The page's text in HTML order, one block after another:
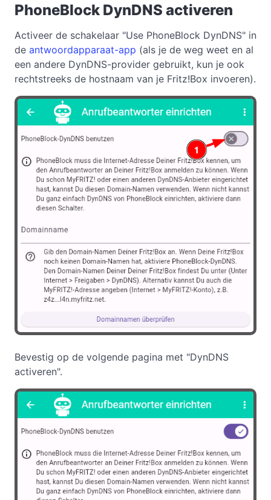
PhoneBlock DynDNS activeren
Activeer de schakelaar "Use PhoneBlock DynDNS" in
de antwoordapparaat-app (als je de weg weet en al
een andere DynDNS-provider gebruikt, kun je ook
rechtstreeks de hostnaam van je Fritz!Box invoeren).
Bevestig op de volgende pagina met "DynDNS
activeren".